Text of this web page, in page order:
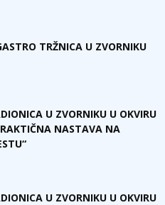
TRŽNICA U ZVORNIKU
U ZVORNIKU U OKVIRU
NASTAVA NA
U ZVORNIKU U OKVIRU